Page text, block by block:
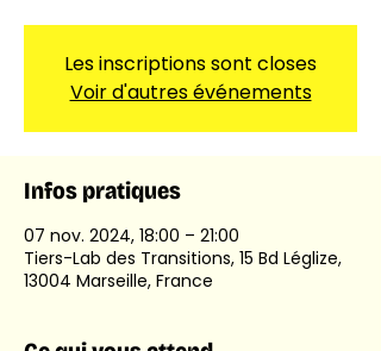
Les inscriptions sont closes
Voir d'autres événements
Infos pratiques
07 nov. 2024, 18:00 – 21:00
Tiers-Lab des Transitions, 15 Bd Léglize,
13004 Marseille, France